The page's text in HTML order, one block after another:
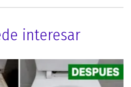
interesar